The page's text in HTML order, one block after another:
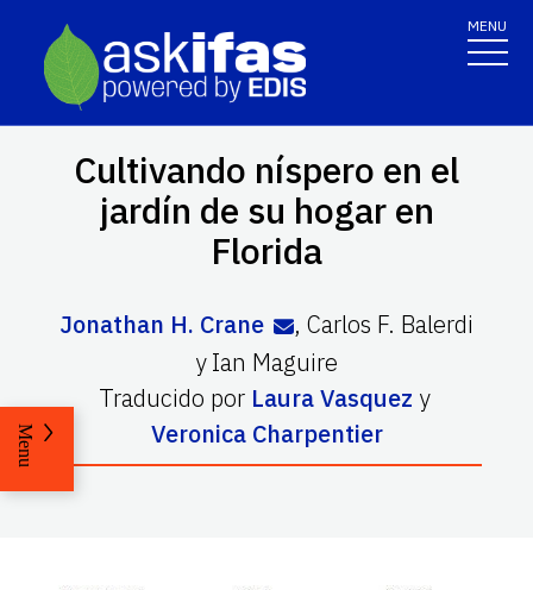
MENU
Cultivando níspero en el
jardín de su hogar en
Florida
Jonathan H. Crane ,Carlos F. Balerdi
yIan Maguire
Traducido por Laura Vasquez y
Veronica Charpentier
Menu